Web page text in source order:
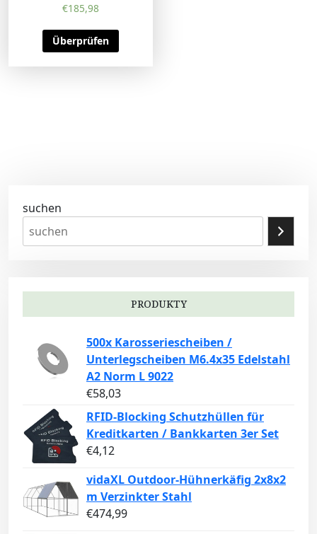
€185,98
Überprüfen
suchen
PRODUKTY
500x Karosseriescheiben /
Unterlegscheiben M6.4x35 Edelstahl
A2 Norm L 9022
€58,03
RFID-Blocking Schutzhüllen für
Kreditkarten / Bankkarten 3er Set
€4,12
vidaXL Outdoor-Hühnerkäfig 2x8x2
m Verzinkter Stahl
€474,99